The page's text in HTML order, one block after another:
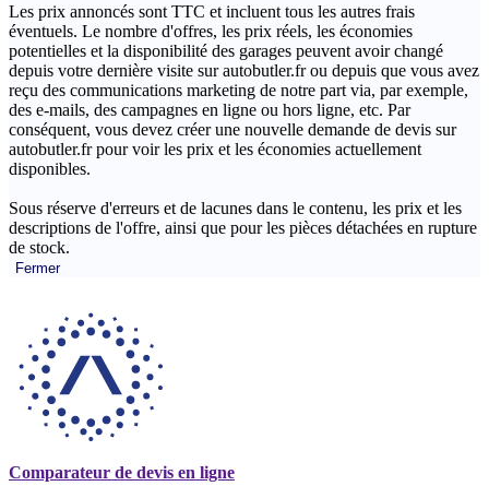
Les prix annoncés sont TTC et incluent tous les autres frais
éventuels. Le nombre d'offres, les prix réels, les économies
potentielles et la disponibilité des garages peuvent avoir changé
depuis votre dernière visite sur autobutler.fr ou depuis que vous avez
reçu des communications marketing de notre part via, par exemple,
des e-mails, des campagnes en ligne ou hors ligne, etc. Par
conséquent, vous devez créer une nouvelle demande de devis sur
autobutler.fr pour voir les prix et les économies actuellement
disponibles.
Sous réserve d'erreurs et de lacunes dans le contenu, les prix et les
descriptions de l'offre, ainsi que pour les pièces détachées en rupture
de stock.
Fermer
Comparateur de devis en ligne